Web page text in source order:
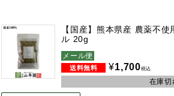
【国産】熊本県産 農薬不
ル 20g
メール便
¥1,700税込
在庫切